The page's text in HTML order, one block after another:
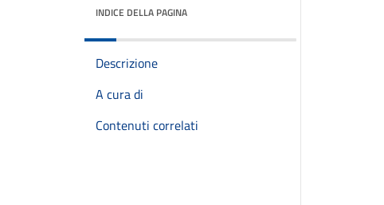
INDICE DELLA PAGINA
Descrizione
A cura di
Contenuti correlati